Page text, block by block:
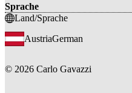
Sprache
Land/Sprache
AustriaGerman
© 2026 Carlo Gavazzi